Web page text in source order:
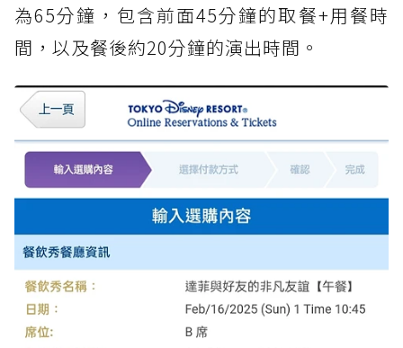
為65分鐘，包含前面45分鐘的取餐+用餐時
間，以及餐後約20分鐘的演出時間。